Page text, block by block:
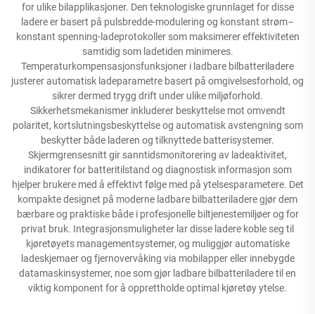
for ulike bilapplikasjoner. Den teknologiske grunnlaget for disse
ladere er basert på pulsbredde-modulering og konstant strøm–
konstant spenning-ladeprotokoller som maksimerer effektiviteten
samtidig som ladetiden minimeres.
Temperaturkompensasjonsfunksjoner i ladbare bilbatteriladere
justerer automatisk ladeparametre basert på omgivelsesforhold, og
sikrer dermed trygg drift under ulike miljøforhold.
Sikkerhetsmekanismer inkluderer beskyttelse mot omvendt
polaritet, kortslutningsbeskyttelse og automatisk avstengning som
beskytter både laderen og tilknyttede batterisystemer.
Skjermgrensesnitt gir sanntidsmonitorering av ladeaktivitet,
indikatorer for batteritilstand og diagnostisk informasjon som
hjelper brukere med å effektivt følge med på ytelsesparametere. Det
kompakte designet på moderne ladbare bilbatteriladere gjør dem
bærbare og praktiske både i profesjonelle biltjenestemiljøer og for
privat bruk. Integrasjonsmuligheter lar disse ladere koble seg til
kjøretøyets managementsystemer, og muliggjør automatiske
ladeskjemaer og fjernovervåking via mobilapper eller innebygde
datamaskinsystemer, noe som gjør ladbare bilbatteriladere til en
viktig komponent for å opprettholde optimal kjøretøy ytelse.